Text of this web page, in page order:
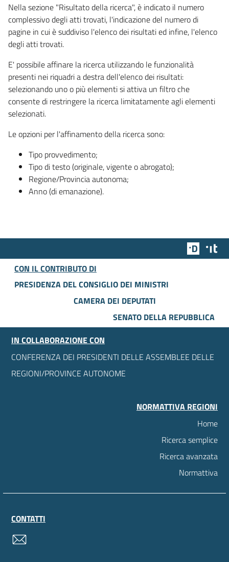
Nella sezione "Risultato della ricerca", è indicato il numero
complessivo degli atti trovati, l'indicazione del numero di
pagine in cui è suddiviso l'elenco dei risultati ed infine, l'elenco
degli atti trovati.
E' possibile affinare la ricerca utilizzando le funzionalità
presenti nei riquadri a destra dell'elenco dei risultati:
selezionando uno o più elementi si attiva un filtro che
consente di restringere la ricerca limitatamente agli elementi
selezionati.
Le opzioni per l'affinamento della ricerca sono:
Tipo provvedimento;
Tipo di testo (originale, vigente o abrogato);
Regione/Provincia autonoma;
Anno (di emanazione).
Team
CON IL CONTRIBUTO DI
PRESIDENZA DEL CONSIGLIO DEI MINISTRI
CAMERA DEI DEPUTATI
SENATO DELLA REPUBBLICA
IN COLLABORAZIONE CON
CONFERENZA DEI PRESIDENTI DELLE ASSEMBLEE DELLE
REGIONI/PROVINCE AUTONOME
NORMATTIVA REGIONI
Home
Ricerca semplice
Ricerca avanzata
Normattiva
CONTATTI